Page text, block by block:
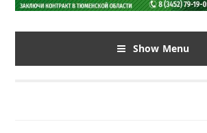
Show Menu